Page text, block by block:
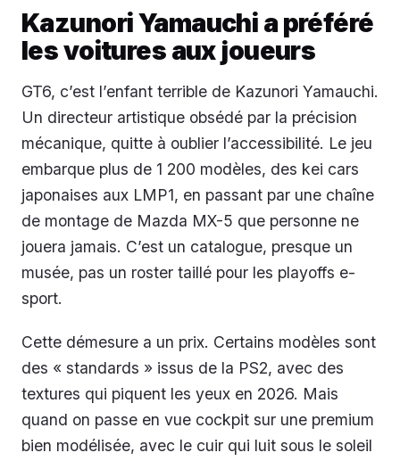
Kazunori Yamauchi a préféré
les voitures aux joueurs
GT6, c’est l’enfant terrible de Kazunori Yamauchi.
Un directeur artistique obsédé par la précision
mécanique, quitte à oublier l’accessibilité. Le jeu
embarque plus de 1 200 modèles, des kei cars
japonaises aux LMP1, en passant par une chaîne
de montage de Mazda MX-5 que personne ne
jouera jamais. C’est un catalogue, presque un
musée, pas un roster taillé pour les playoffs e-
sport.
Cette démesure a un prix. Certains modèles sont
des « standards » issus de la PS2, avec des
textures qui piquent les yeux en 2026. Mais
quand on passe en vue cockpit sur une premium
bien modélisée, avec le cuir qui luit sous le soleil